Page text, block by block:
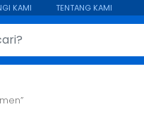
KAMI TENTANG KAMI